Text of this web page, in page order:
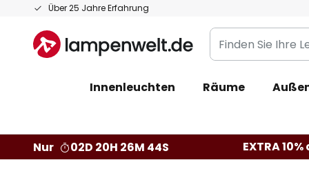
Über 25 Jahre Erfahrung
Zum
springen
Finden
Sie
Leuchte...
Innenleuchten Räume
Nur
02D 20H 26M 43S EXTRA